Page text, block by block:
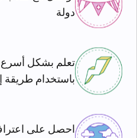
دولة
تعلم بشكل أسرع
باستخدام طريقة
احصل على